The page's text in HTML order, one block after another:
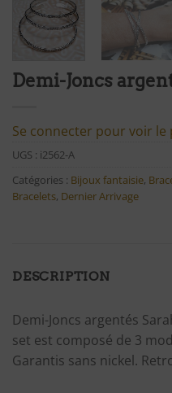
Demi-Joncs
Se connecter pour voir le
UGS : i2562-A
Catégories : Bijoux fantaisie,
Bracelets, Dernier Arrivage
DESCRIPTION
Demi-Joncs argentés
set est composé de 3
Garantis sans nickel.